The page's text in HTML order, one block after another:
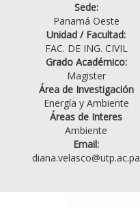
Sede:
Panamá Oeste
Unidad / Facultad:
FAC. DE ING. CIVIL
Grado Académico:
Magister
Área de Investigación
Energía y Ambiente
Áreas de Interes
Ambiente
Email:
diana.velasco@utp.ac.pa